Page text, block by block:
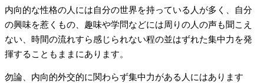
内向的な性格の人には自分の世界を持っている人が多く、自分
の興味を惹くもの、趣味や学問などには周りの人の声も聞こえ
ない、時間の流れすら感じられない程の並はずれた集中力を発
揮することもままにあります。
勿論、内向的外交的に関わらず集中力がある人にはあります